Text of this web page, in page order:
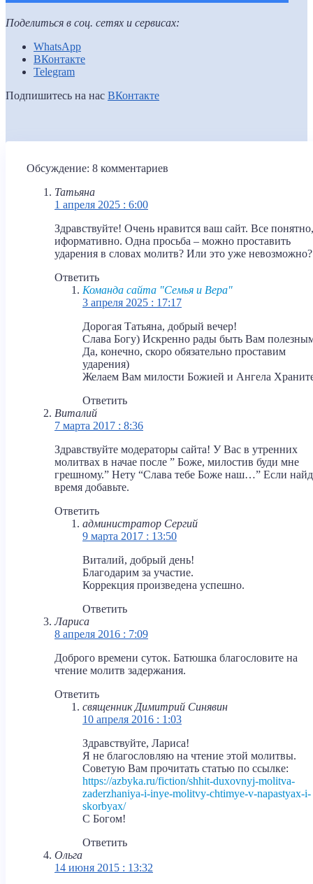
Поделиться в соц. сетях и сервисах:
WhatsApp
ВКонтакте
Telegram
Подпишитесь на нас ВКонтакте
Обсуждение: 8 комментариев
Татьяна
1 апреля 2025 : 6:00
Здравствуйте! Очень нравится ваш сайт. Все понятно,
иформативно. Одна просьба – можно проставить
ударения в словах молитв? Или это уже невозможно?
Ответить
Команда сайта "Семья и Вера"
3 апреля 2025 : 17:17
Дорогая Татьяна, добрый вечер!
Слава Богу) Искренно рады быть Вам
Да, конечно, скоро обязательно проставим
ударения)
Желаем Вам милости Божией и Ангела
Ответить
Виталий
7 марта 2017 : 8:36
Здравствуйте модераторы сайта! У Вас в утренних
молитвах в начае после ” Боже, милостив буди мне
грешному.” Нету “Слава тебе Боже наш…” Если
время добавьте.
Ответить
администратор Сергий
9 марта 2017 : 13:50
Виталий, добрый день!
Благодарим за участие.
Коррекция произведена успешно.
Ответить
Лариса
8 апреля 2016 : 7:09
Доброго времени суток. Батюшка благословите на
чтение молитв задержания.
Ответить
священник Димитрий Синявин
10 апреля 2016 : 1:03
Здравствуйте, Лариса!
Я не благословляю на чтение этой молитвы.
Советую Вам прочитать статью по ссылке:
https://azbyka.ru/fiction/shhit-duxovnyj-molitva-
zaderzhaniya-i-inye-molitvy-chtimye-v-napastyax-i-
skorbyax/
С Богом!
Ответить
Ольга
14 июня 2015 : 13:32